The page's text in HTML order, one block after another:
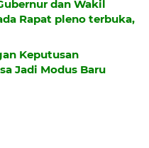
dan Wakil
Rapat pleno terbuka,
Keputusan
Jadi Modus Baru